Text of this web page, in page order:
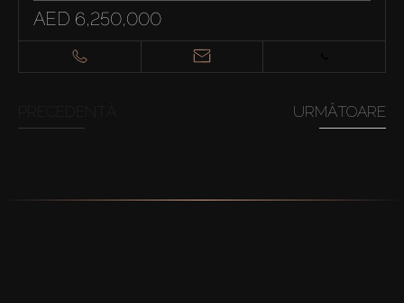
AED 6,250,000
URMĂTOARE